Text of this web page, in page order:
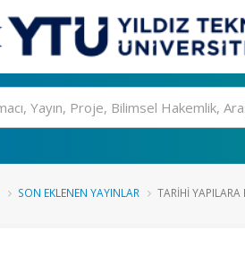
SON EKLENEN YAYINLAR TARIHI YAPILARA